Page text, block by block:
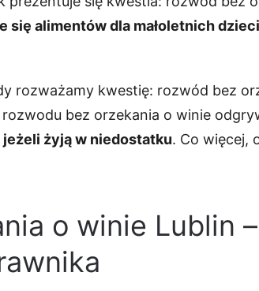
się alimentów dla małoletnich dzieci
rozważamy kwestię: rozwód bez
bez orzekania o winie
żyją w niedostatku. Co więcej,
o winie Lublin